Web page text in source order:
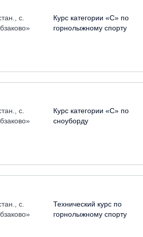
с.
Курс категории «С» по
горнолыжному спорту
с.
Курс категории «С» по
сноуборду
с.
Технический курс по
горнолыжному спорту